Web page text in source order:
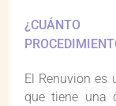
El Renuvion es
que tiene una